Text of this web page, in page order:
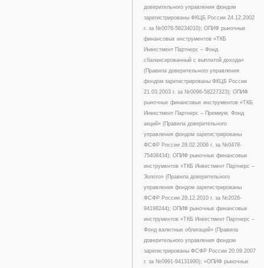
доверительного управления фондом
зарегистрированы ФКЦБ России 24.12.2002
г. за №0078-58234010); ОПИФ рыночных
финансовых инструментов «ТКБ
Инвестмент Партнерс – Фонд
сбалансированный с выплатой дохода»
(Правила доверительного управления
фондом зарегистрированы ФКЦБ России
21.03.2003 г. за №0096-58227323); ОПИФ
рыночных финансовых инструментов «ТКБ
Инвестмент Партнерс – Премиум. Фонд
акций» (Правила доверительного
управления фондом зарегистрированы
ФСФР России 28.02.2006 г. за №0478-
75408434); ОПИФ рыночных финансовых
инструментов «ТКБ Инвестмент Партнерс –
Золото» (Правила доверительного
управления фондом зарегистрированы
ФСФР России 28.12.2010 г. за №2026-
94198244); ОПИФ рыночных финансовых
инструментов «ТКБ Инвестмент Партнерс –
Фонд валютных облигаций» (Правила
доверительного управления фондом
зарегистрированы ФСФР России 20.09.2007
г. за №0991-94131990); «ОПИФ рыночных